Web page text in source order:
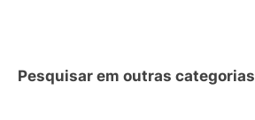
Pesquisar em outras categorias